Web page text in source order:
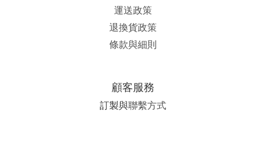
運送政策
退換貨政策
條款與細則
顧客服務
訂製與聯繫方式